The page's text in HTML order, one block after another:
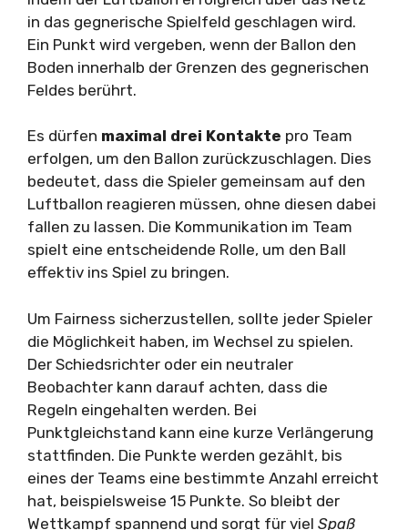
in das gegnerische Spielfeld geschlagen wird.
Ein Punkt wird vergeben, wenn der Ballon den
Boden innerhalb der Grenzen des gegnerischen
Feldes berührt.
Es dürfen maximal drei Kontakte pro Team
erfolgen, um den Ballon zurückzuschlagen. Dies
bedeutet, dass die Spieler gemeinsam auf den
Luftballon reagieren müssen, ohne diesen dabei
fallen zu lassen. Die Kommunikation im Team
spielt eine entscheidende Rolle, um den Ball
effektiv ins Spiel zu bringen.
Um Fairness sicherzustellen, sollte jeder Spieler
die Möglichkeit haben, im Wechsel zu spielen.
Der Schiedsrichter oder ein neutraler
Beobachter kann darauf achten, dass die
Regeln eingehalten werden. Bei
Punktgleichstand kann eine kurze Verlängerung
stattfinden. Die Punkte werden gezählt, bis
eines der Teams eine bestimmte Anzahl erreicht
hat, beispielsweise 15 Punkte. So bleibt der
Wettkampf spannend und sorgt für viel Spaß